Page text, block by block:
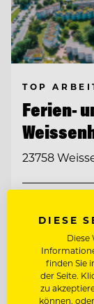
TOP
Ferien-
23758
Entdecke alle
DIESE
Diese
finden Sie
der Seite.
zu
können,